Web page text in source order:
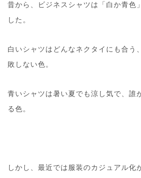
昔から、ビジネスシャツは「白か青色
した。
白いシャツはどんなネクタイにも合う
敗しない色。
青いシャツは暑い夏でも涼し気で、誰
る色。
しかし、最近では服装のカジュアル化